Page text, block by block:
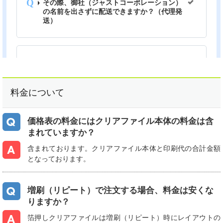
料金について
価格表の料金にはクリアファイル本体の料金は含
まれていますか？
含まれております。クリアファイル本体と印刷代の合計金額
となっております。
増刷（リピート）で注文する場合、料金は安くな
りますか？
箔押しクリアファイルは増刷（リピート）時にレイアウトの